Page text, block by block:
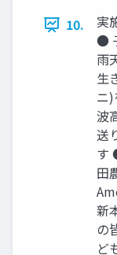
10.
実
●
⾬
⽣
ニ
波
送
す
⽥
新
の
ど